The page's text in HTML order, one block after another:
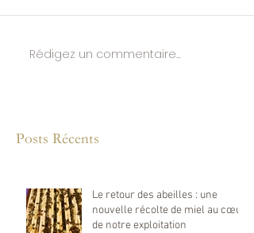
Rédigez un commentaire...
Posts Récents
Le retour des abeilles : une
nouvelle récolte de miel au cœur
de notre exploitation